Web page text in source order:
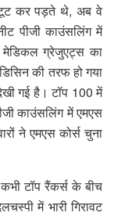
टूट कर पड़ते थे, अब वे
पीजी काउंसलिंग में
मेडिकल ग्रेजुएट्स का
की तरफ हो गया
गई है। टॉप 100 में
काउंसलिंग में एमएस
ने एमएस कोर्स चुना
टॉप रैंकर्स के बीच
में भारी गिरावट